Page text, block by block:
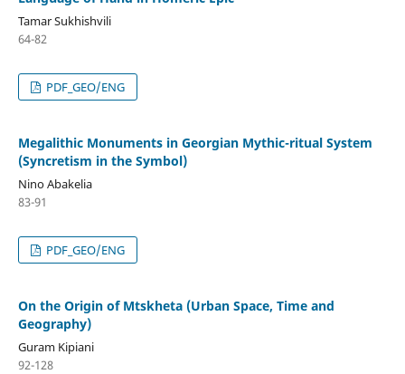
Tamar Sukhishvili
64-82
PDF_GEO/ENG
Megalithic Monuments in Georgian Mythic-ritual System
(Syncretism in the Symbol)
Nino Abakelia
83-91
PDF_GEO/ENG
On the Origin of Mtskheta (Urban Space, Time and
Geography)
Guram Kipiani
92-128